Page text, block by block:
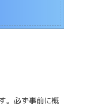
。必ず事前に概